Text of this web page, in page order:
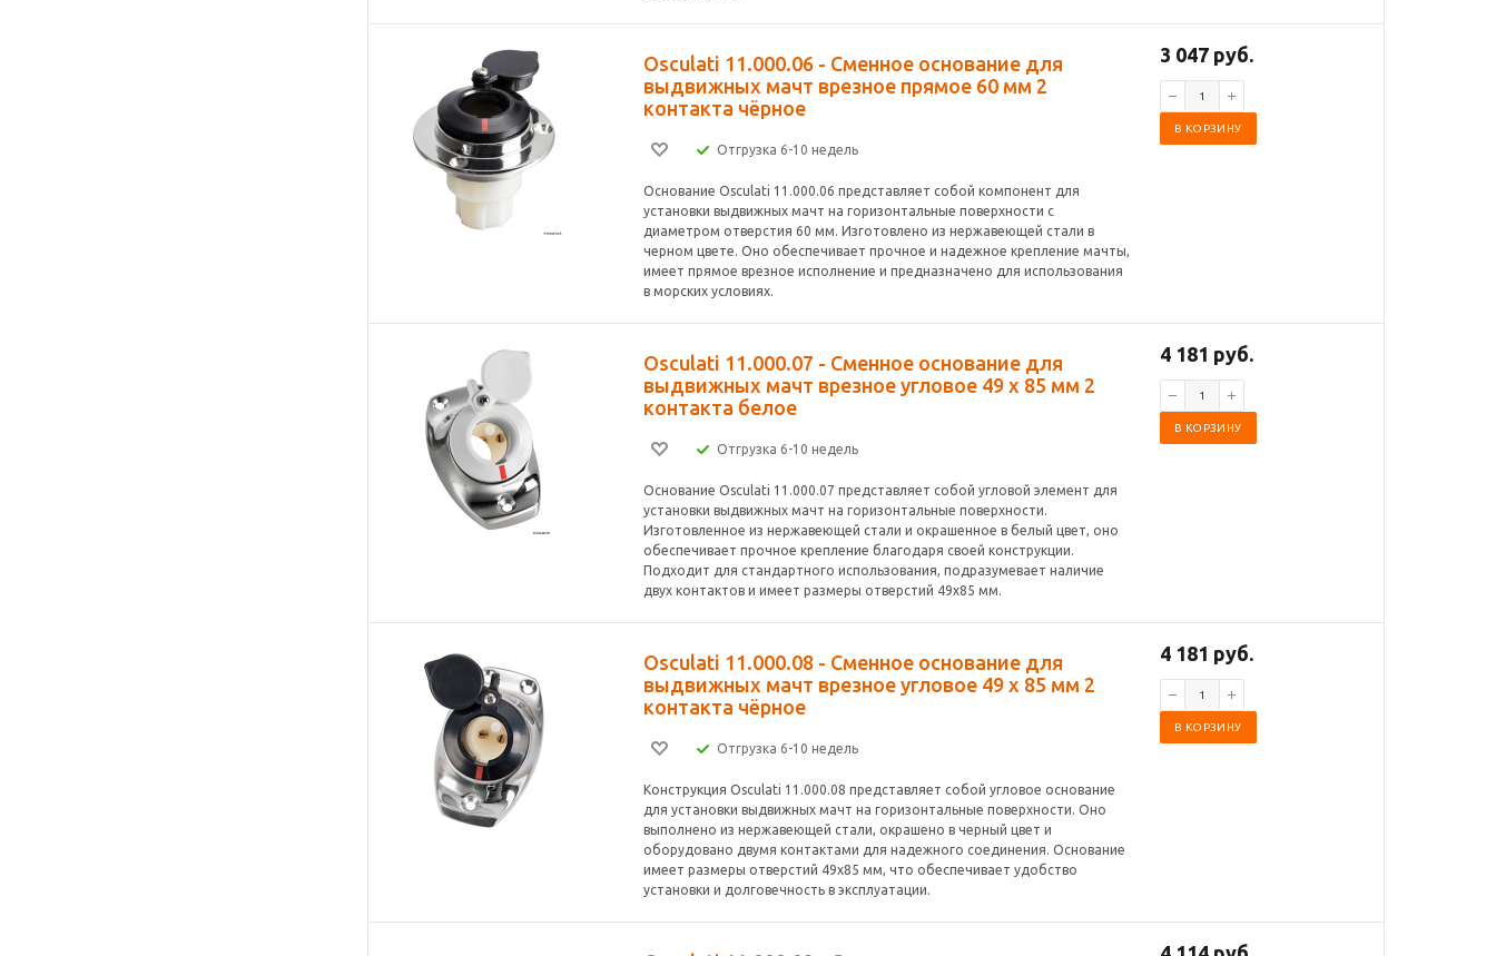
Osculati 11.000.06 - Сменное основание для
выдвижных мачт врезное прямое 60 мм 2
контакта чёрное
Отгрузка 6-10 недель
Основание Osculati 11.000.06 представляет собой компонент для
установки выдвижных мачт на горизонтальные поверхности с
диаметром отверстия 60 мм. Изготовлено из нержавеющей стали в
черном цвете. Оно обеспечивает прочное и надежное крепление мачты,
имеет прямое врезное исполнение и предназначено для использования
в морских условиях.
3 047 руб.
В КОРЗИНУ
Osculati 11.000.07 - Сменное основание для
выдвижных мачт врезное угловое 49 x 85 мм 2
контакта белое
Отгрузка 6-10 недель
Основание Osculati 11.000.07 представляет собой угловой элемент для
установки выдвижных мачт на горизонтальные поверхности.
Изготовленное из нержавеющей стали и окрашенное в белый цвет, оно
обеспечивает прочное крепление благодаря своей конструкции.
Подходит для стандартного использования, подразумевает наличие
двух контактов и имеет размеры отверстий 49x85 мм.
4 181 руб.
В КОРЗИНУ
Osculati 11.000.08 - Сменное основание для
выдвижных мачт врезное угловое 49 x 85 мм 2
контакта чёрное
Отгрузка 6-10 недель
Конструкция Osculati 11.000.08 представляет собой угловое основание
для установки выдвижных мачт на горизонтальные поверхности. Оно
выполнено из нержавеющей стали, окрашено в черный цвет и
оборудовано двумя контактами для надежного соединения. Основание
имеет размеры отверстий 49x85 мм, что обеспечивает удобство
установки и долговечность в эксплуатации.
4 181 руб.
В КОРЗИНУ